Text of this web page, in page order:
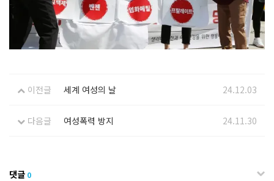
이전글 세계 여성의 날 24.12.03
다음글 여성폭력 방지 24.11.30
댓글 0